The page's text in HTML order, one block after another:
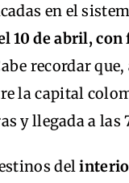
en el
10 de abril,
recordar
la capital
y llegada a
del